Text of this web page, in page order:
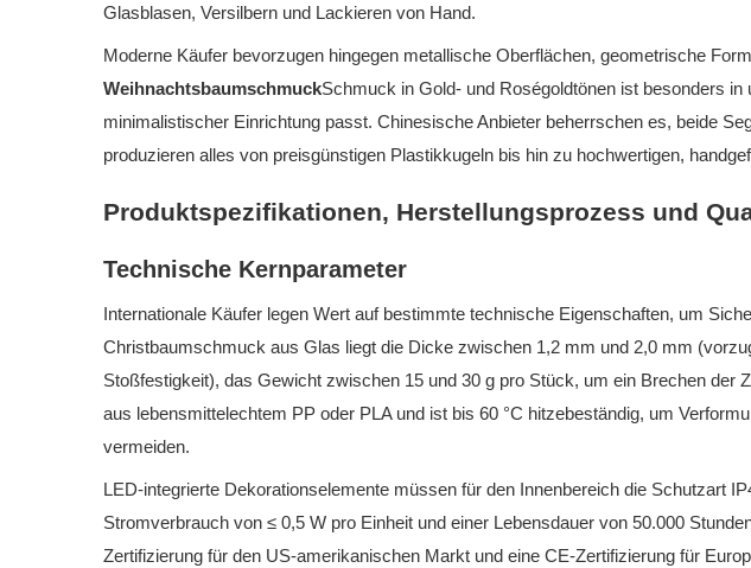
Glasblasen, Versilbern und Lackieren von Hand.
Moderne Käufer bevorzugen hingegen metallische Oberflächen, geometrische
WeihnachtsbaumschmuckSchmuck in Gold- und Roségoldtönen ist besonders
minimalistischer Einrichtung passt. Chinesische Anbieter beherrschen es, beide
produzieren alles von preisgünstigen Plastikkugeln bis hin zu hochwertigen,
Produktspezifikationen, Herstellungsprozess und
Technische Kernparameter
Internationale Käufer legen Wert auf bestimmte technische Eigenschaften, um
Christbaumschmuck aus Glas liegt die Dicke zwischen 1,2 mm und 2,0 mm
Stoßfestigkeit), das Gewicht zwischen 15 und 30 g pro Stück, um ein Brechen der
aus lebensmittelechtem PP oder PLA und ist bis 60 °C hitzebeständig, um
vermeiden.
LED-integrierte Dekorationselemente müssen für den Innenbereich die Schutzart
Stromverbrauch von ≤ 0,5 W pro Einheit und einer Lebensdauer von 50.000
Zertifizierung für den US-amerikanischen Markt und eine CE-Zertifizierung für